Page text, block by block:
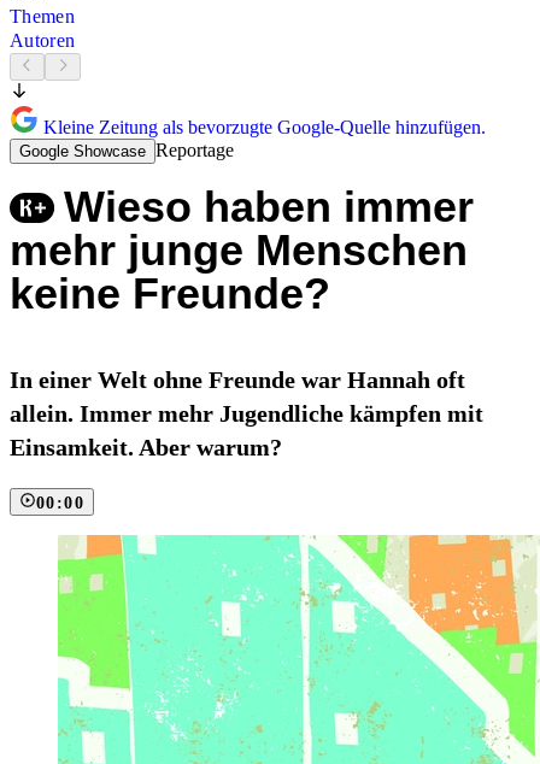
Themen
Autoren
Kleine Zeitung als bevorzugte Google-Quelle hinzufügen.
Google Showcase Reportage
Wieso haben immer
mehr junge Menschen
keine Freunde?
In einer Welt ohne Freunde war Hannah oft
allein. Immer mehr Jugendliche kämpfen mit
Einsamkeit. Aber warum?
00:00